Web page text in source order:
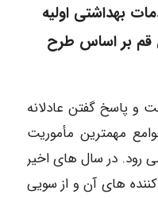
بهداشتی اولیه
قم بر اساس طرح
و پاسخ گفتن عادلانه
مهمترین مأموریت
رود. در سال های اخیر
های آن و از سویی